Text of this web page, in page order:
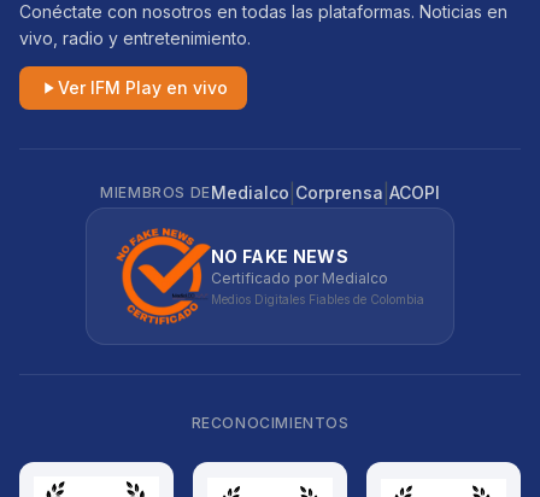
Conéctate con nosotros en todas las plataformas. Noticias en
vivo, radio y entretenimiento.
Ver IFM Play en vivo
MIEMBROS DEMedialco Corprensa ACOPI
NO FAKE NEWS
Certificado por Medialco
Medios Digitales Fiables de Colombia
RECONOCIMIENTOS